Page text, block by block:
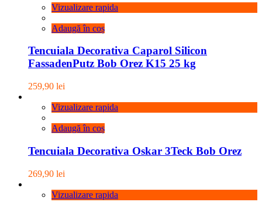
Vizualizare rapida
Adaugă în coș
Tencuiala Decorativa Caparol Silicon
FassadenPutz Bob Orez K15 25 kg
259,90 lei
Vizualizare rapida
Adaugă în coș
Tencuiala Decorativa Oskar 3Teck Bob Orez
269,90 lei
Vizualizare rapida